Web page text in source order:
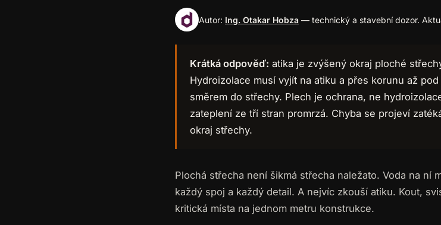
Autor: Ing. Otakar Hobza — technický a stavební dozor.
Krátká odpověď: atika je zvýšený okraj ploché
Hydroizolace musí vyjít na atiku a přes korunu až
směrem do střechy. Plech je ochrana, ne
zateplení ze tří stran promrzá. Chyba se projeví
okraj střechy.
Plochá střecha není šikmá střecha naležato. Voda na ní
každý spoj a každý detail. A nejvíc zkouší atiku. Kout,
kritická místa na jednom metru konstrukce.